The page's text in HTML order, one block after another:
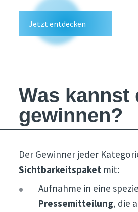
Jetzt entdecken
Was kannst
gewinnen?
Der Gewinner jeder
Sichtbarkeitspaket mit:
Aufnahme in eine
Pressemitteilung, die